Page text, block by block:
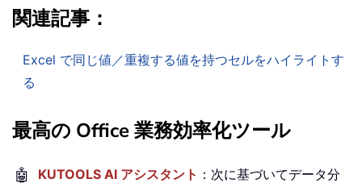
関連記事：
Excel で同じ値／重複する値を持つセルをハイライトす
る
最高の Office 業務効率化ツール
🤖 KUTOOLS AI アシスタント ：次に基づいてデータ分